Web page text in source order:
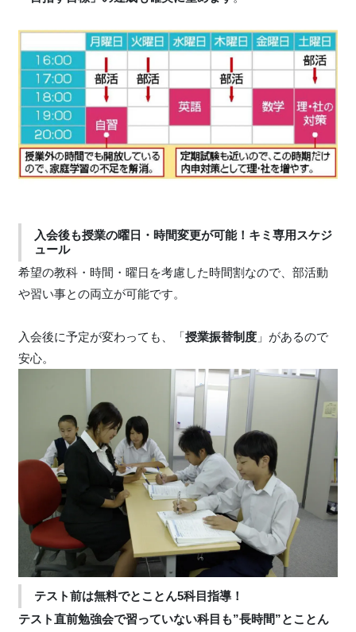
入会後も授業の曜日・時間変更が可能！キミ専用スケジ
ュール
希望の教科・時間・曜日を考慮した時間割なので、部活動
や習い事との両立が可能です。
入会後に予定が変わっても、「授業振替制度」があるので
安心。
テスト前は無料でとことん5科目指導！
テスト直前勉強会で習っていない科目も”長時間”とことん